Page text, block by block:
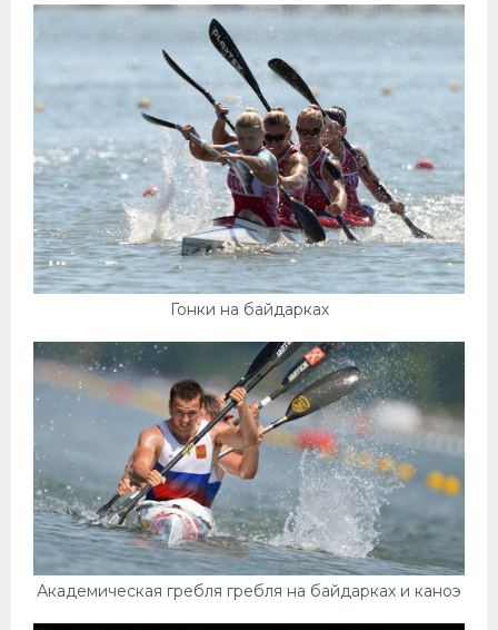
Гонки на байдарках
Академическая гребля гребля на байдарках и каноэ